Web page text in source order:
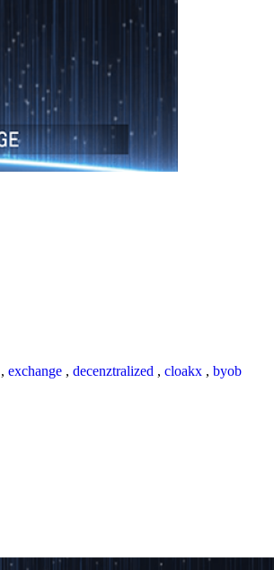
, exchange , decenztralized , cloakx , byob